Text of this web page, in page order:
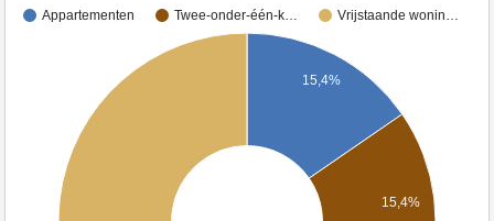
Appartementen Twee-onder-één-k… Vrijstaande wonin…
15,4%
15,4%